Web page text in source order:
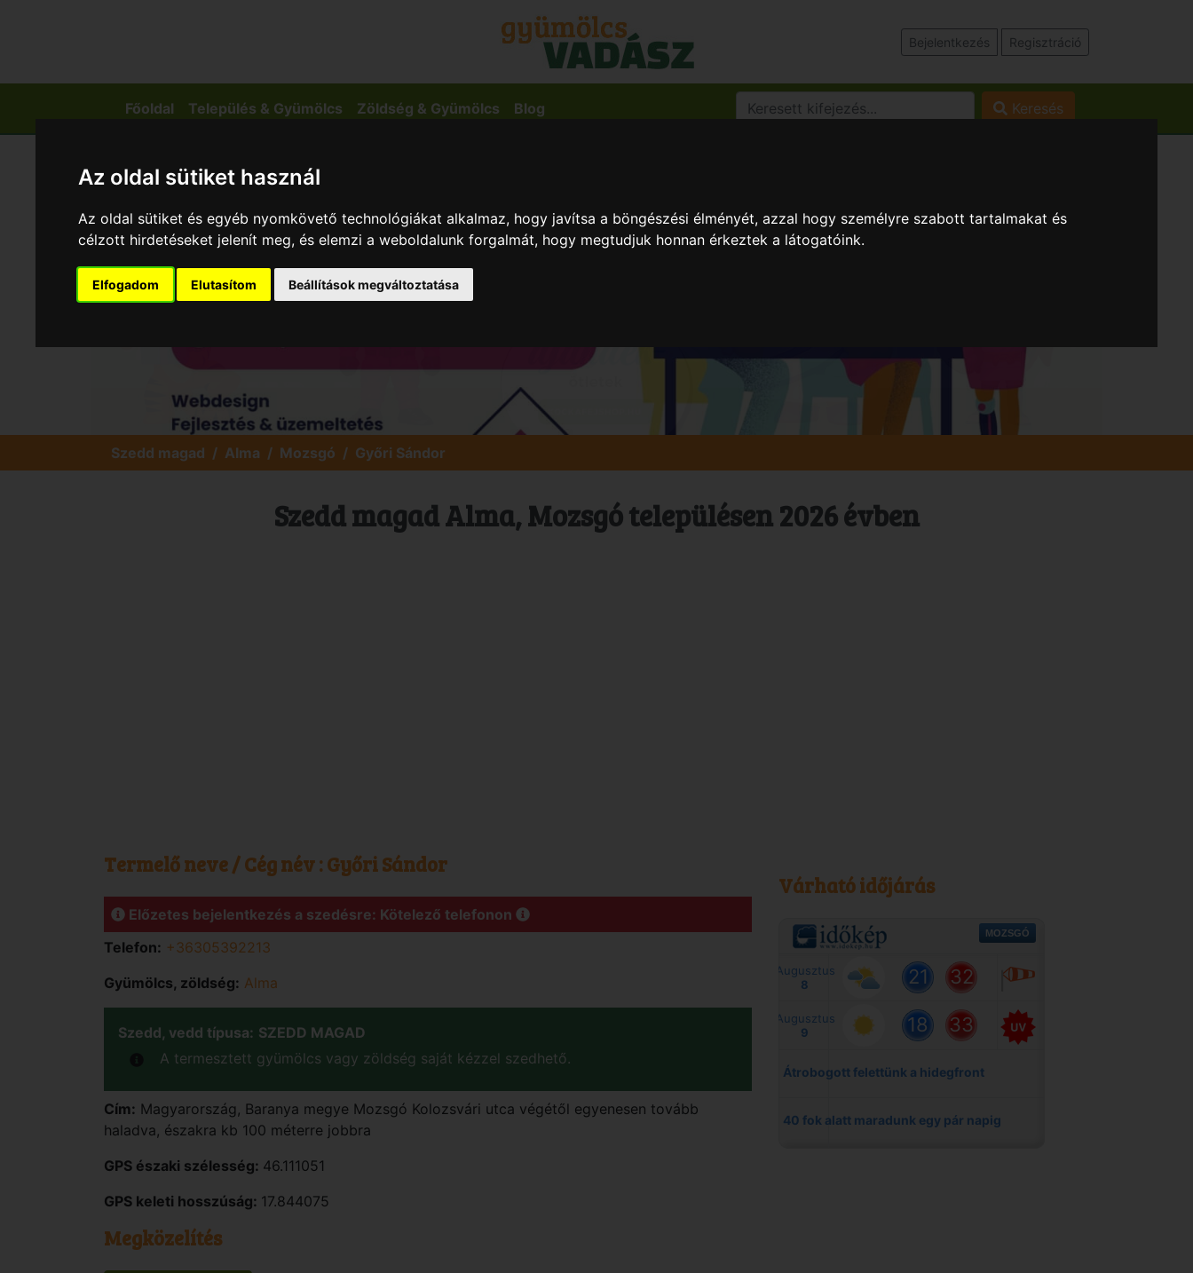
Az oldal sütiket használ
Az oldal sütiket és egyéb nyomkövető technológiákat alkalmaz, hogy javítsa a böngészési élményét, azzal hogy személyre szabott tartalmakat és
célzott hirdetéseket jelenít meg, és elemzi a weboldalunk forgalmát, hogy megtudjuk honnan érkeztek a látogatóink.
Elfogadom Elutasítom Beállítások megváltoztatása
Bejelentkezés Regisztráció
Főoldal Település & Gyümölcs Zöldség & Gyümölcs Blog Keresés
Szedd magad Alma Mozsgó Győri Sándor
Szedd magad Alma, Mozsgó településen 2026 évben
Termelő neve / Cég név : Győri Sándor
Előzetes bejelentkezés a szedésre: Kötelező telefonon
Telefon: +36305392213
Gyümölcs, zöldség: Alma
Szedd, vedd típusa: SZEDD MAGAD
A termesztett gyümölcs vagy zöldség saját kézzel szedhető.
Cím: Magyarország , Baranya megye Mozsgó Kolozsvári utca végétől egyenesen tovább
haladva, északra kb 100 méterre jobbra
GPS északi szélesség: 46.111051
GPS keleti hosszúság: 17.844075
Megközelítés
Várható időjárás